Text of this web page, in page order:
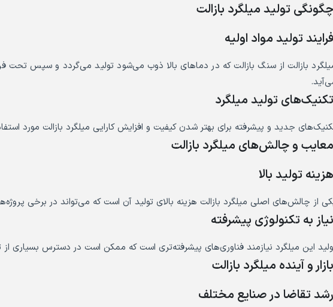
چگونگی تولید میلگرد بازالت
فرایند تولید مواد اولیه
بازالت از سنگ بازالت که در دماهای بالا ذوب می‌شود تولید می‌گردد و سپس تحت
تکنیک‌های تولید میلگرد
جدید و پیشرفته برای بهتر شدن کیفیت و افزایش کارایی میلگرد بازالت مورد
معایب و چالش‌های میلگرد بازالت
هزینه تولید بالا
از چالش‌های اصلی میلگرد بازالت هزینه بالای تولید آن است که می‌تواند در برخی
نیاز به تکنولوژی پیشرفته
این میلگرد نیازمند فناوری‌های پیشرفته‌تری است که ممکن است در دسترس بسیاری از
بازار و آینده میلگرد بازالت
رشد تقاضا در صنایع مختلف